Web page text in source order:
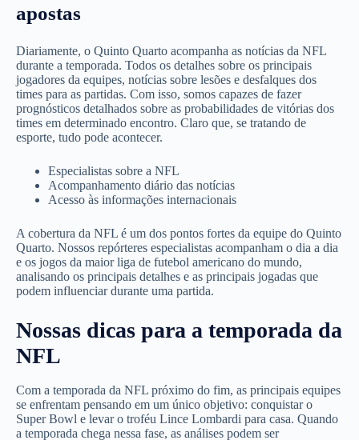
apostas
Diariamente, o Quinto Quarto acompanha as notícias da NFL
durante a temporada. Todos os detalhes sobre os principais
jogadores da equipes, notícias sobre lesões e desfalques dos
times para as partidas. Com isso, somos capazes de fazer
prognósticos detalhados sobre as probabilidades de vitórias dos
times em determinado encontro. Claro que, se tratando de
esporte, tudo pode acontecer.
Especialistas sobre a NFL
Acompanhamento diário das notícias
Acesso às informações internacionais
A cobertura da NFL é um dos pontos fortes da equipe do Quinto
Quarto. Nossos repórteres especialistas acompanham o dia a dia
e os jogos da maior liga de futebol americano do mundo,
analisando os principais detalhes e as principais jogadas que
podem influenciar durante uma partida.
Nossas dicas para a temporada da
NFL
Com a temporada da NFL próximo do fim, as principais equipes
se enfrentam pensando em um único objetivo: conquistar o
Super Bowl e levar o troféu Lince Lombardi para casa. Quando
a temporada chega nessa fase, as análises podem ser